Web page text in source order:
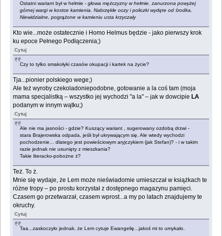
Ostatni wariant był w hełmie -głowa mężczyzny w hełmie, zanurzona powyżej
górnej wargi w kostce kamienia. Nabrzękłe oczy i policzki wydęte od środka.
Niewidzialne, pogrążone w kamieniu usta krzyczały
Kto wie...może ostatecznie i Homo Helmus będzie - jako pierwszy krok
ku epoce Pełnego Podłączenia;)
Cytuj
Czy to tylko smakołyki czasów okupacji i kartek na życie?
Tja...pionier polskiego wege;)
Ale też wyroby czekoladoniepodobne, gotowanie a la coś tam (moja
mama specjalistką – wszystko jej wychodzi "a la" – jak w dowcipie LA
podanym w innym wątku;)
Cytuj
Ale nie ma jasności - gdzie? Kuszący wariant , sugerowany ozdobą drzwi -
stara Brajerowska odpada, jeśli był ukrywającym się. Ale wtedy wychodzi
pochodzenie... dlatego jest powieściowym aryjczykiem (jak Stefan)? - i w takim
razie jednak nie usunięty z mieszkania?
Takie literacko-pobożne ż?
Też. To ż.
Mnie się wydaje, że Lem może nieświadomie umieszczał w książkach te
różne tropy – po prostu korzystał z dostępnego magazynu pamięci.
Czasem go przetwarzał, czasem wprost...a my po latach znajdujemy te
okruchy.
Cytuj
Taa...zaskoczyło jednak, że Lem cytuje Ewangelię...jakoś mi to umykało.